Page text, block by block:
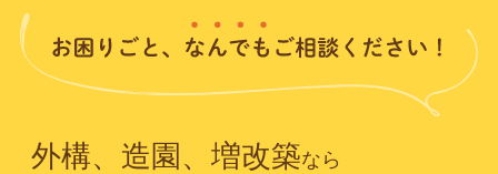
外構、造園、増改築なら